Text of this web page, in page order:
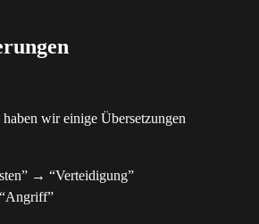
wir einige Übersetzungen
→ “Verteidigung”